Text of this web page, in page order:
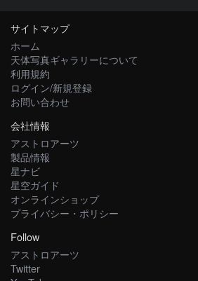
サイトマップ
ホーム
天体写真ギャラリーについて
利用規約
ログイン/新規登録
お問い合わせ
会社情報
アストロアーツ
製品情報
星ナビ
星空ガイド
オンラインショップ
プライバシー・ポリシー
Follow
アストロアーツ
Twitter